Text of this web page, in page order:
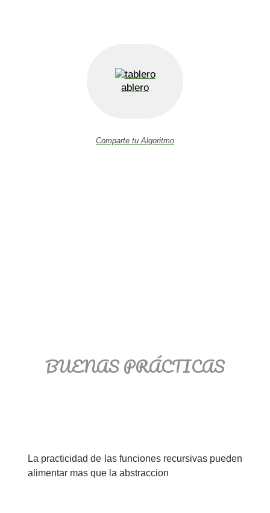
ablero
Comparte tu Algoritmo
BUENAS PRÁCTICAS
La practicidad de las funciones recursivas pueden
alimentar mas que la abstraccion